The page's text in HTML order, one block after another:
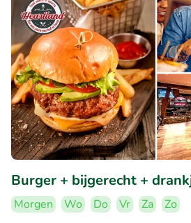
Burger + bijgerecht +
Morgen Wo Do Vr Za
Zo